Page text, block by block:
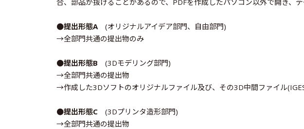
合、部品が抜けることがあるので、PDFを作成したパソコン以外で開き、
●提出形態A(オリジナルアイデア部門、自由部門)
→全部門共通の提出物のみ
●提出形態B (3Dモデリング部門)
→全部門共通の提出物
→作成した3Dソフトのオリジナルファイル及び、その3D中間ファイル
●提出形態C (3Dプリンタ造形部門)
→全部門共通の提出物